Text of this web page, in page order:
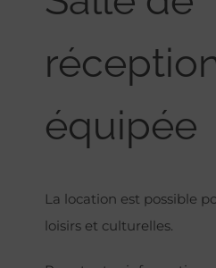
équipée
La location est possible
loisirs et culturelles.